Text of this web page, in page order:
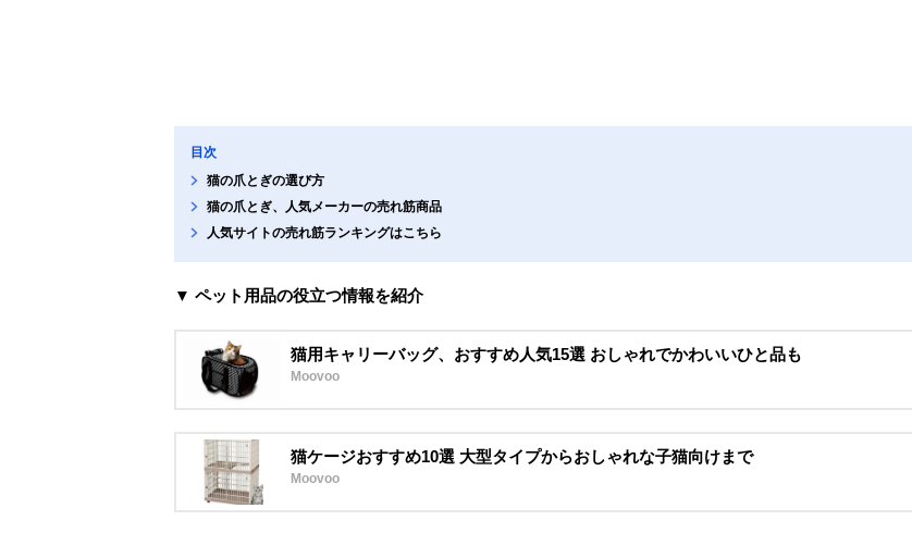
目次
猫の爪とぎの選び方
猫の爪とぎ、人気メーカーの売れ筋商品
人気サイトの売れ筋ランキングはこちら
▼ ペット用品の役立つ情報を紹介
猫用キャリーバッグ、おすすめ人気15選 おしゃれでかわいいひと品も
Moovoo
猫ケージおすすめ10選 大型タイプからおしゃれな子猫向けまで
Moovoo